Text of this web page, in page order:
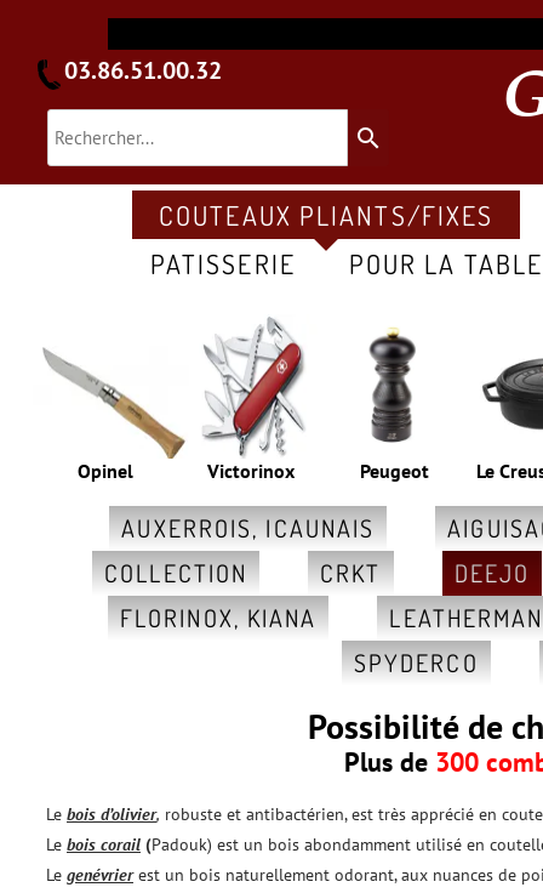
search
AUXERROIS, ICAUNAIS
COLLECTION
CRKT
DEEJO
FLORINOX, KIANA
LEATHERMAN
SPYDERCO
Peugeot Le
Victorinox
Opinel
COUTEAUX PLIANTS/FIXES
PATISSERIE
POUR LA TABLE
03.86.51.00.32
Possibilité de
Plus de 300
Le bois d’olivier, robuste et antibactérien, est très apprécié en
Le bois corail (Padouk) est un bois abondamment utilisé en
Le genévrierest un bois naturellement odorant, aux nuances de